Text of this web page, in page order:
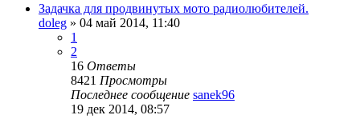
Задачка для продвинутых мото радиолюбителей.
doleg » 04 май 2014, 11:40
1
2
16 Ответы
8421 Просмотры
Последнее сообщение sanek96
19 дек 2014, 08:57